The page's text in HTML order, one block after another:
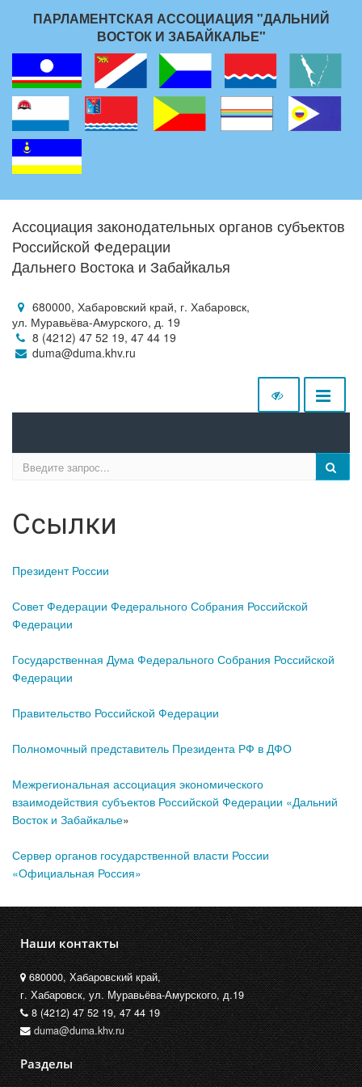
ПАРЛАМЕНТСКАЯ АССОЦИАЦИЯ "ДАЛЬНИЙ
ВОСТОК И ЗАБАЙКАЛЬЕ"
Ассоциация законодательных органов субъектов
Российской Федерации
Дальнего Востока и Забайкалья
680000, Хабаровский край, г. Хабаровск,
ул. Муравьёва-Амурского, д. 19
8 (4212) 47 52 19, 47 44 19
duma@duma.khv.ru
Ссылки
Президент России
Совет Федерации Федерального Собрания Российской
Федерации
Государственная Дума Федерального Собрания Российской
Федерации
Правительство Российской Федерации
Полномочный представитель Президента РФ в ДФО
Межрегиональная ассоциация экономического
взаимодействия субъектов Российской Федерации «Дальний
Восток и Забайкалье»
Сервер органов государственной власти России
«Официальная Россия»
Наши контакты
680000, Хабаровский край,
г. Хабаровск, ул. Муравьёва-Амурского, д.19
8 (4212) 47 52 19, 47 44 19
duma@duma.khv.ru
Разделы